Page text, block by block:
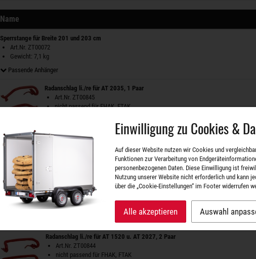
Name
Sperrstange für Breite 201 und 203 cm
Art.Nr. ZT00072
Gewicht: 7,1 kg
Passende Anhänger
Radanschlag li./re für AT 2035, 1 Paar
Art.Nr. ZT00845
nicht passend für FHAK, FTAK
Radanschlag li./re für AT 1520 u. AT 2027, 1 Paar
nicht passend für FHAK, FTAK
Radanschlag li./re für AT 2035, 2 Paar
Art.Nr. ZT00846
nicht passend für FHAK, FTAK
Radanschlag li./re für AT 1520 u. AT 2027, 2 Paar
Art.Nr. ZT00844
nicht passend für FHAK, FTAK
Einwilligung zu Cookies &
Auf dieser Website nutzen wir Cookies und
Funktionen zur Verarbeitung von
personenbezogenen Daten. Diese Einwilligung ist
Nutzung unserer Website nicht erforderlich und kann
über die „Cookie-Einstellungen“ im Footer widerrufen
Alle akzeptieren Auswahl